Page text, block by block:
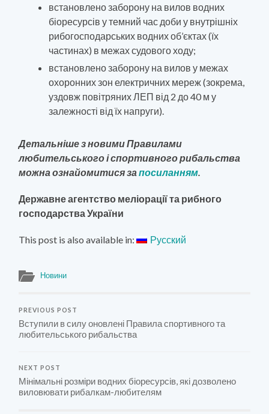
встановлено заборону на вилов водних
біоресурсів у темний час доби у внутрішніх
рибогосподарських водних об’єктах (їх
частинах) в межах судового ходу;
встановлено заборону на вилов у межах
охоронних зон електричних мереж (зокрема,
уздовж повітряних ЛЕП від 2 до 40 м у
залежності від їх напруги).
Детальніше з новими Правилами
любительського і спортивного рибальства
можна ознайомитися запосиланням
Державне агентство меліорації та рибного
господарства України
This post is also available in: Русский
Новини
PREVIOUS POST
Вступили в силу оновлені Правила спортивного та
любительського рибальства
NEXT POST
Мінімальні розміри водних біоресурсів, які дозволено
виловювати рибалкам-любителям